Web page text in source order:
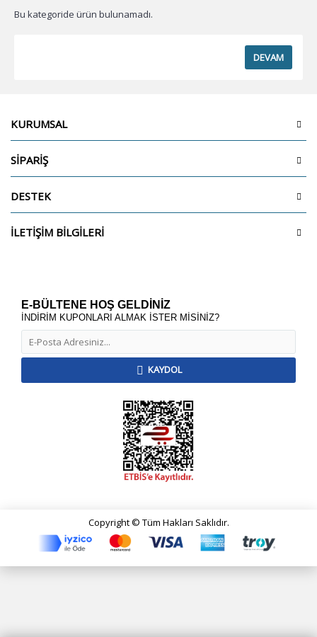
Bu kategoride ürün bulunamadı.
DEVAM
KURUMSAL
SİPARİŞ
DESTEK
İLETİŞİM BİLGİLERİ
E-BÜLTENE HOŞ GELDİNİZ
İNDİRİM KUPONLARI ALMAK İSTER MİSİNİZ?
KAYDOL
Copyright © Tüm Hakları Saklıdır.